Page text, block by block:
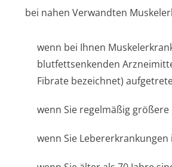
bei nahen Verwandten
wenn bei Ihnen
blutfettsenkenden
Fibrate bezeichnet)
wenn Sie regelmäßig
wenn Sie